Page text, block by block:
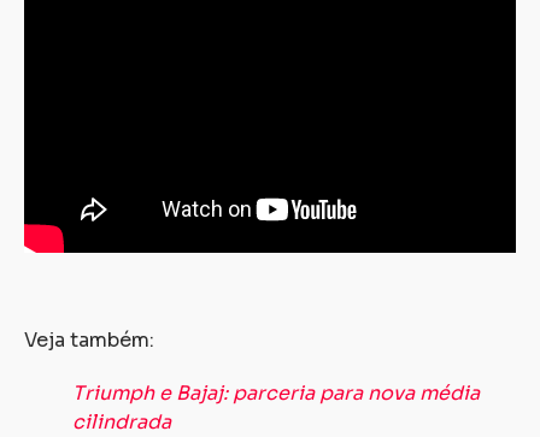
Veja também:
Triumph e Bajaj: parceria para nova média
cilindrada